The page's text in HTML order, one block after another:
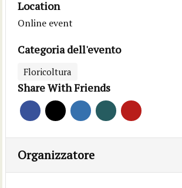
Location
Online event
Categoria dell'evento
Floricoltura
Share With Friends
Organizzatore